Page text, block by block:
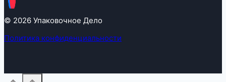
© 2026 Упаковочное Дело
Политика конфиденциальности